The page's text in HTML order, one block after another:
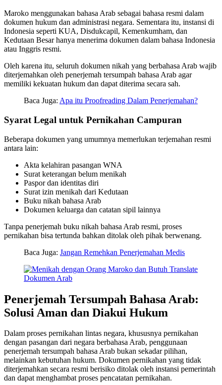
Maroko menggunakan bahasa Arab sebagai bahasa resmi dalam
dokumen hukum dan administrasi negara. Sementara itu, instansi di
Indonesia seperti KUA, Disdukcapil, Kemenkumham, dan
Kedutaan Besar hanya menerima dokumen dalam bahasa Indonesia
atau Inggris resmi.
Oleh karena itu, seluruh dokumen nikah yang berbahasa Arab wajib
diterjemahkan oleh penerjemah tersumpah bahasa Arab agar
memiliki kekuatan hukum dan dapat diterima secara sah.
Baca Juga: Apa itu Proofreading Dalam Penerjemahan?
Syarat Legal untuk Pernikahan Campuran
Beberapa dokumen yang umumnya memerlukan terjemahan resmi
antara lain:
Akta kelahiran pasangan WNA
Surat keterangan belum menikah
Paspor dan identitas diri
Surat izin menikah dari Kedutaan
Buku nikah bahasa Arab
Dokumen keluarga dan catatan sipil lainnya
Tanpa penerjemah buku nikah bahasa Arab resmi, proses
pernikahan bisa tertunda bahkan ditolak oleh pihak berwenang.
Baca Juga: Jangan Remehkan Penerjemahan Medis
Penerjemah Tersumpah Bahasa Arab:
Solusi Aman dan Diakui Hukum
Dalam proses pernikahan lintas negara, khususnya pernikahan
dengan pasangan dari negara berbahasa Arab, penggunaan
penerjemah tersumpah bahasa Arab bukan sekadar pilihan,
melainkan kebutuhan hukum. Dokumen pernikahan yang tidak
diterjemahkan secara resmi berisiko ditolak oleh instansi pemerintah
dan dapat menghambat proses pencatatan pernikahan.